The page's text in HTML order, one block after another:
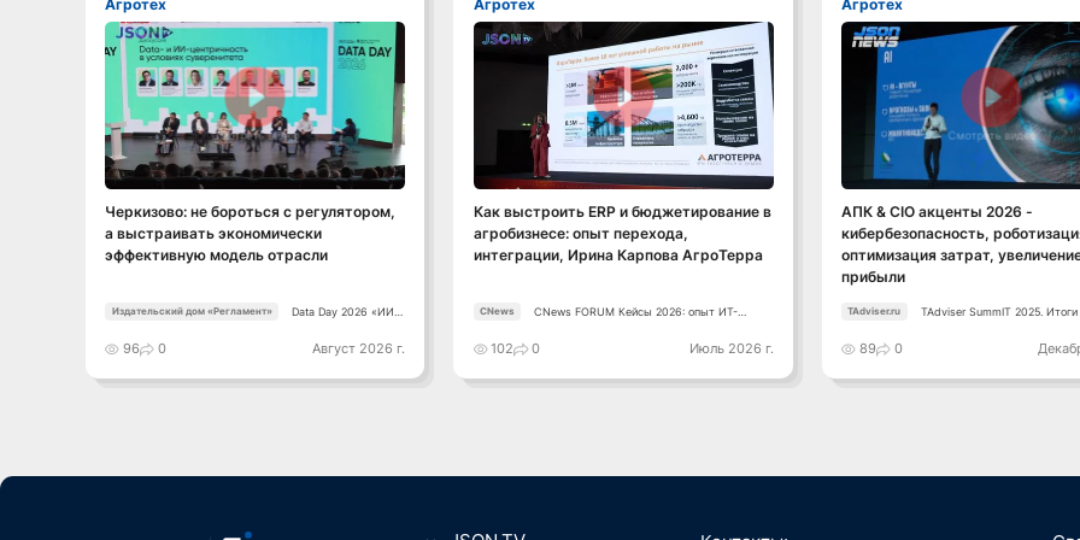
Агротех
Смотреть видео
Черкизово: не бороться с регулятором,
а выстраивать экономически
эффективную модель отрасли
Издательский дом «Регламент»
Data Day 2026 «ИИ +
сохранять
уверенный курс в
96 0 Август 2026 г.
Агротех
Смотреть видео
Как выстроить ERP и бюджетирование в
агробизнесе: опыт перехода,
интеграции, Ирина Карпова АгроТерра
CNews
CNews FORUM Кейсы 2026: опыт ИТ-
102 0 Июль 2026 г.
Агротех
Смотреть видео
АПК & CIO акценты 2026 -
кибербезопасность,
оптимизация затрат,
прибыли
TAdviser.ru
TAdviser SummIT 2025. Итоги
89 0